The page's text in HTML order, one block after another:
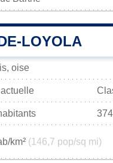
LOYOLA
oise
km² (146,7 pop/sq mi)